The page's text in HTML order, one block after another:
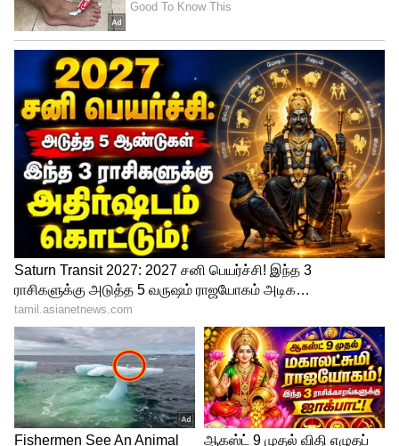
இன்ஜினை கொண்டிருப்பதால், லிட்டருக்கு
27.97 கி.மீ மைலேஜ் தருகிறது. ஸ்டைலான
வடிவமைப்பு, உறுதியான கட்டமைப்பு,
மற்றும் சொகுசான ஓட்டுநர்
அனுபவத்திற்காக இந்த கார் பெயர்
பெற்றது. இதன் ஹைப்ரிட் வேரியண்ட்டின்
எக்ஸ்-ஷோரூம் விலை சுமார் ₹16.77
லட்சத்தில் இருந்து தொடங்குகிறது.